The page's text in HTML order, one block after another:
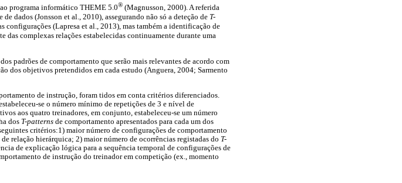
programa informático THEME 5.0® (Magnusson, 2000). A referida
dados (Jonsson et al., 2010), assegurando não só a deteção de T-
(Lapresa et al., 2013), mas também a identificação de
complexas relações estabelecidas continuamente durante uma
padrões de comportamento que serão mais relevantes de acordo com
dos objetivos pretendidos em cada estudo (Anguera, 2004; Sarmento
de instrução, foram tidos em conta critérios diferenciados.
se o número mínimo de repetições de 3 e nível de
aos quatro treinadores, em conjunto, estabeleceu-se um número
dos T-patterns de comportamento apresentados para cada um dos
critérios:1) maior número de configurações de comportamento
relação hierárquica; 2) maior número de ocorrências registadas do T-
de explicação lógica para a sequência temporal de configurações de
de instrução do treinador em competição (ex., momento